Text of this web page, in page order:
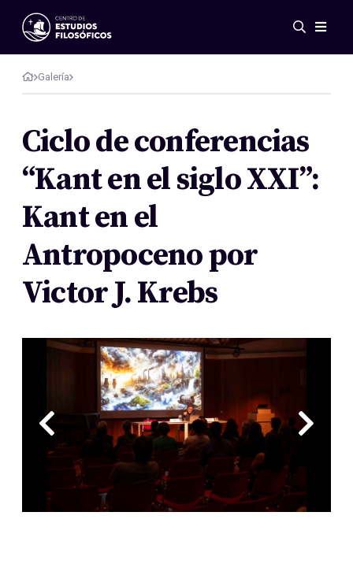
Eventos
Novedades
Investigación
Publicaciones
Galería
Acerca de nosotros
Reglamento
Galería
Ciclo de conferencias
“Kant en el siglo XXI”:
Kant en el
Antropoceno por
Victor J. Krebs